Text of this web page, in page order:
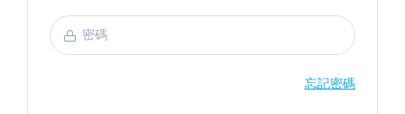
忘記密碼